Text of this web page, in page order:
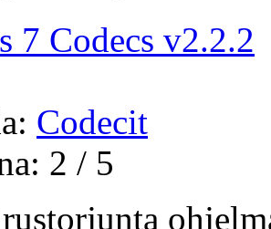
7 Codecs v2.2.2
Codecit
2 / 5